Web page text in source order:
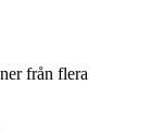
från flera